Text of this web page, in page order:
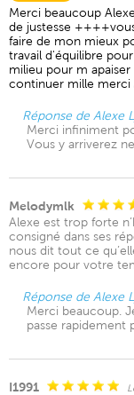
Merci beaucoup
de justesse
faire de mon mieux
travail d'équilibre
milieu pour m
continuer mille merci
Réponse de Alexe
Merci infiniment
Vous y arriverez
Melodymlk
Alexe est trop forte
consigné dans ses
nous dit tout ce
encore pour votre
Réponse de Alexe
Merci beaucoup.
passe rapidement
I1991